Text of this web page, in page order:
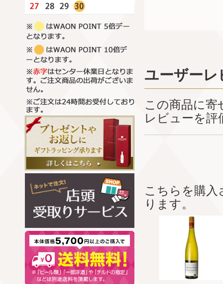
ユーザーレ
この商品に
レビューを評
こちらを購
ります。